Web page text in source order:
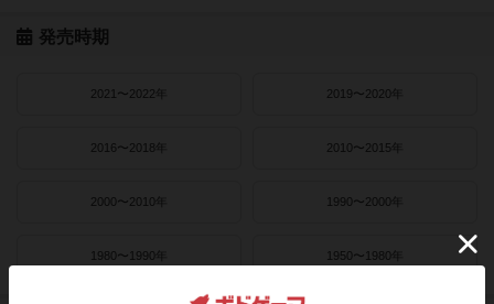
発売時期
2021〜2022年 2019〜2020年
2016〜2018年 2010〜2015年
2000〜2010年 1990〜2000年
1980〜1990年 1950〜1980年